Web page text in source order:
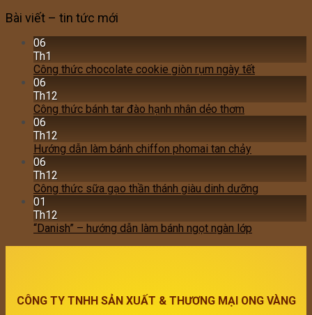
Bài viết – tin tức mới
06
Th1
Công thức chocolate cookie giòn rụm ngày tết
06
Th12
Công thức bánh tar đào hạnh nhân dẻo thơm
06
Th12
Hướng dẫn làm bánh chiffon phomai tan chảy
06
Th12
Công thức sữa gạo thần thánh giàu dinh dưỡng
01
Th12
“Danish” – hướng dẫn làm bánh ngọt ngàn lớp
CÔNG TY TNHH SẢN XUẤT & THƯƠNG MẠI ONG VÀNG